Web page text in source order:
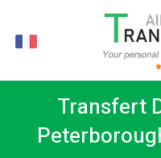
Transfert